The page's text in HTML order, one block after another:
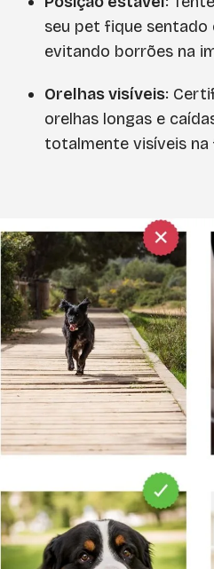
seu pet fique sentado
evitando borrões na
Orelhas visíveis:
orelhas longas e
totalmente visíveis